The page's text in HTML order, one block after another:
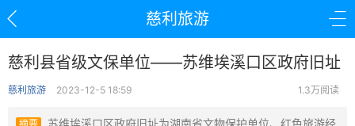
慈利旅游
慈利县省级文保单位——苏维埃溪口区政府旧址
慈利旅游 2023-12-5 18:59 1.3万阅读
苏维埃溪口区政府旧址为湖南省文物保护单位、红色旅游经